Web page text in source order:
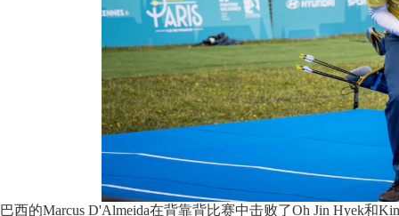
巴西的Marcus D'Almeida在背靠背比赛中击败了Oh Jin Hyek和